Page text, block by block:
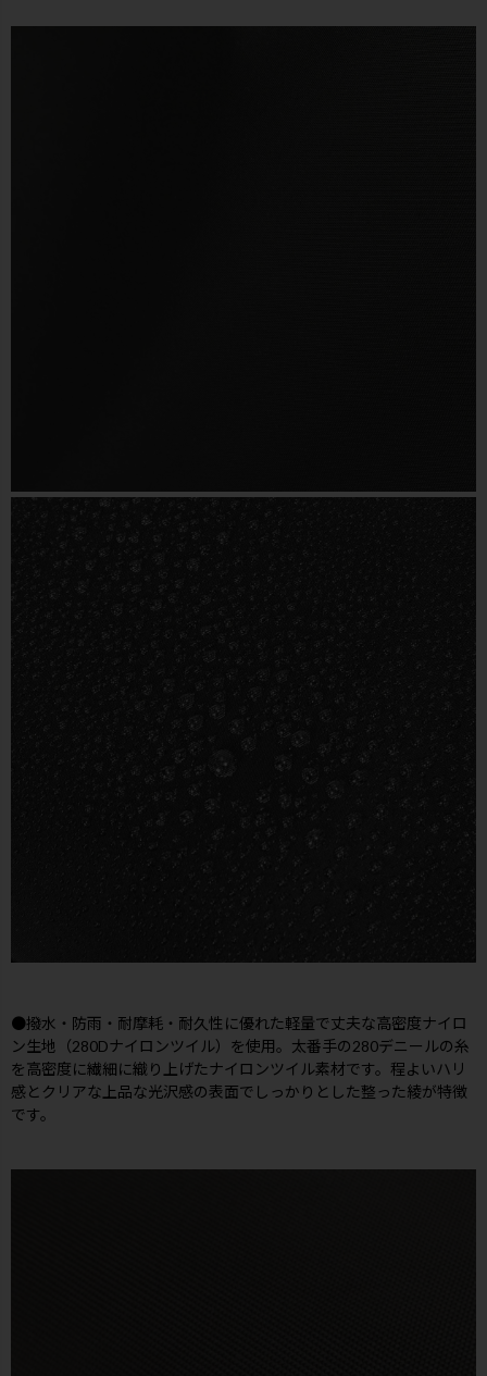
●撥水・防雨・耐摩耗・耐久性に優れた軽量で丈夫な高密度ナイロ
ン生地（280Dナイロンツイル）を使用。太番手の280デニールの糸
を高密度に繊細に織り上げたナイロンツイル素材です。程よいハリ
感とクリアな上品な光沢感の表面でしっかりとした整った綾が特徴
です。